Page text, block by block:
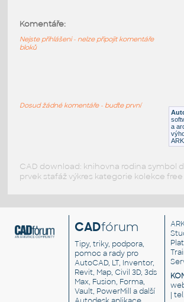
Osvětlení
a
Komentáře:
Nejste přihlášeni - nelze připojit komentáře
bloků
Dosud žádné komentáře - buďte první
CAD download: knihovna rodina symbol
prvek stafáž výkres kategorie kolekce
CADfórum
Tipy, triky, podpora,
pomoc a rady pro
AutoCAD, LT, Inventor,
Revit, Map, Civil 3D, 3ds
Max, Fusion, Forma,
Vault, PowerMill a další
|